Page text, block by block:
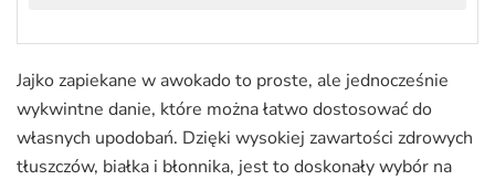
Jajko zapiekane w awokado to proste, ale jednocześnie
wykwintne danie, które można łatwo dostosować do
własnych upodobań. Dzięki wysokiej zawartości zdrowych
tłuszczów, białka i błonnika, jest to doskonały wybór na